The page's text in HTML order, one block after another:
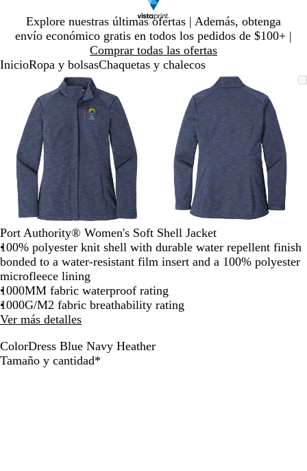
Explore nuestras últimas ofertas | Además, obtenga
envío económico gratis en todos los pedidos de $100+ |
Comprar todas las ofertas
Diapositiva
1
InicioRopa y bolsasChaquetas y chalecos
Imagen
ampliable
con
zoom
Ampliado
al
mínimo
Haga
clic
para
expandir
Use
la
tecla
de
más
(+)
y
menos
(-)
acercar/alejar
con
zoom
y
las
teclas
de
las
para
arrastrar
Imagen
ampliable
zoom
Ampliado
mínimo
Haga
clic
expandir
Use
de
menos
acercar/alejar
zoom
y
Port Authority® Women's Soft Shell Jacket
100% polyester knit shell with durable water repellent finish
bonded to a water-resistant film insert and a 100% polyester
microfleece lining
1000MM fabric waterproof rating
1000G/M2 fabric breathability rating
Ver más detalles
ColorDress Blue Navy Heather
D
Tamaño y cantidad*